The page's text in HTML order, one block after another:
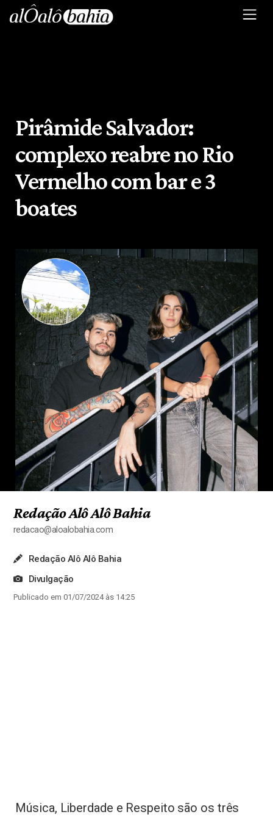
Pirâmide Salvador:
complexo reabre no Rio
Vermelho com bar e 3
boates
Redação Alô Alô Bahia
redacao@aloalobahia.com
Redação Alô Alô Bahia
Divulgação
Publicado em 01/07/2024 às 14:25
Música, Liberdade e Respeito são os três